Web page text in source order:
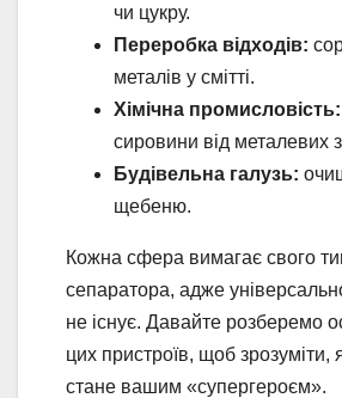
чи цукру.
Переробка відходів:
металів у смітті.
Хімічна промисловість:
сировини від металевих
Будівельна галузь:
щебеню.
Кожна сфера вимагає свого
сепаратора, адже
не існує. Давайте розберемо
цих пристроїв, щоб зрозуміти,
стане вашим «супергероєм».